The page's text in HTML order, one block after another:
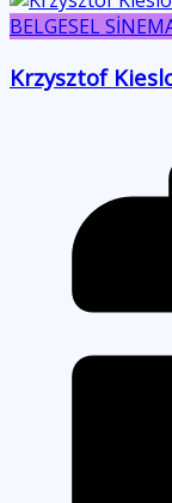
BELGESEL
Krzysztof